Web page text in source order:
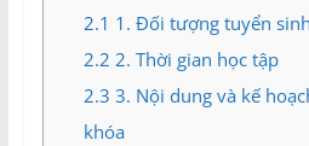
2.1 1. Đối tượng tuyển sinh
2.2 2. Thời gian học tập
2.3 3. Nội dung và kế
khóa